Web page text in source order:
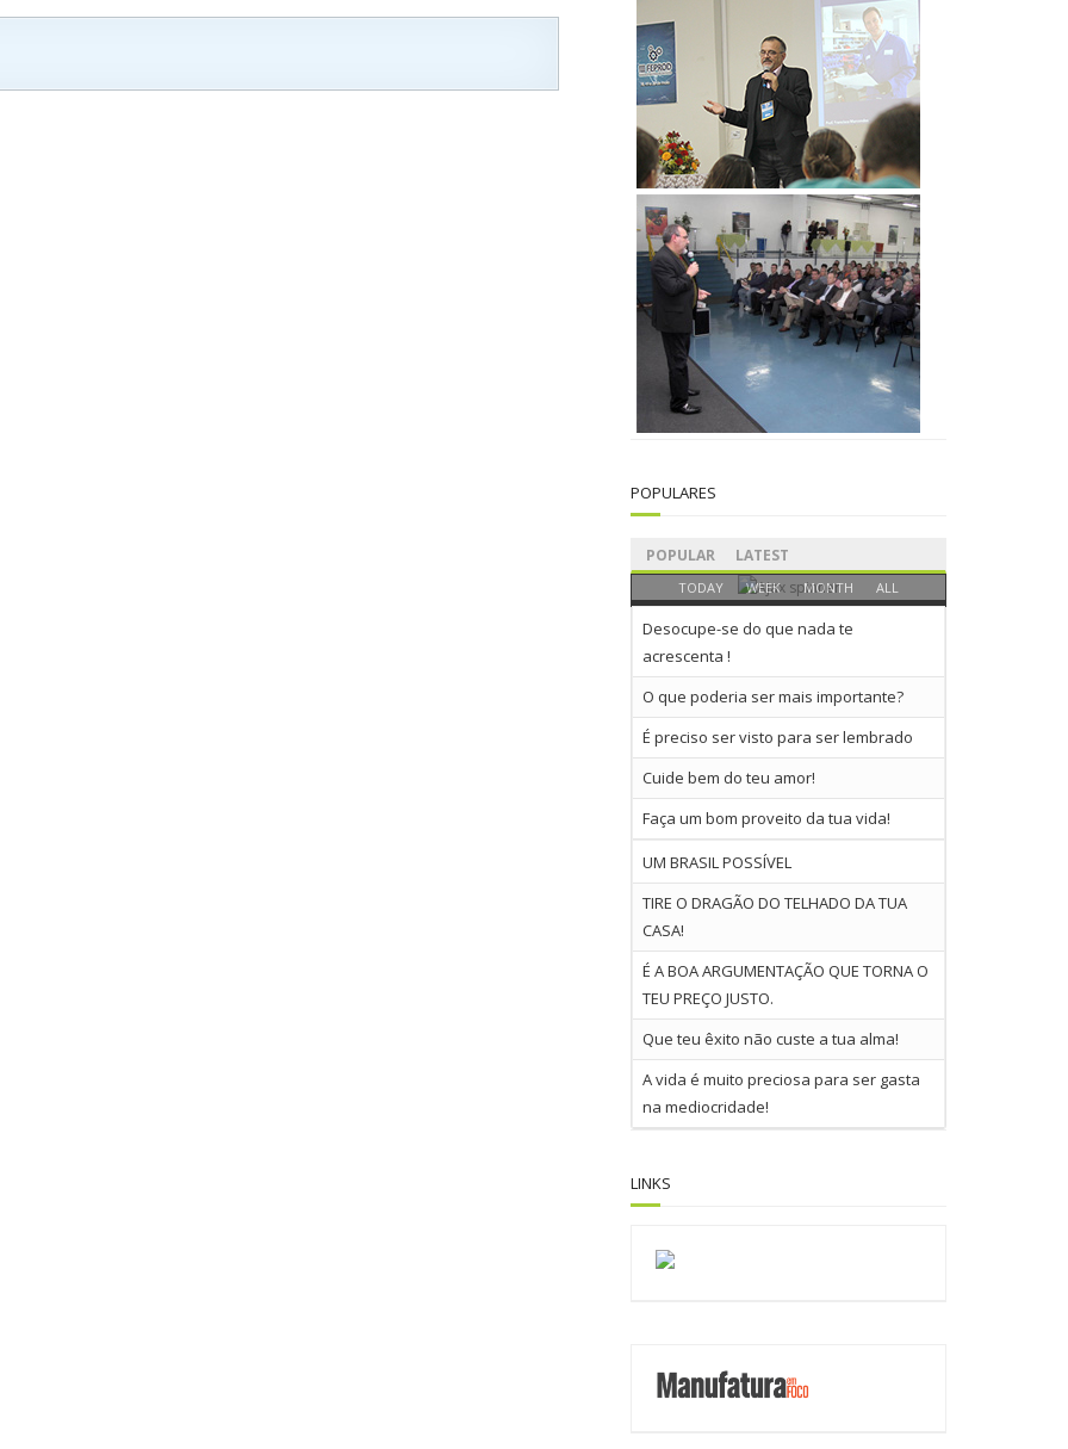
POPULARES
POPULAR LATEST
TODAY WEEK MONTH ALL
Desocupe-se do que nada te
acrescenta !
O que poderia ser mais importante?
É preciso ser visto para ser lembrado
Cuide bem do teu amor!
Faça um bom proveito da tua vida!
UM BRASIL POSSÍVEL
TIRE O DRAGÃO DO TELHADO DA TUA
CASA!
É A BOA ARGUMENTAÇÃO QUE TORNA O
TEU PREÇO JUSTO.
Que teu êxito não custe a tua alma!
A vida é muito preciosa para ser gasta
na mediocridade!
LINKS